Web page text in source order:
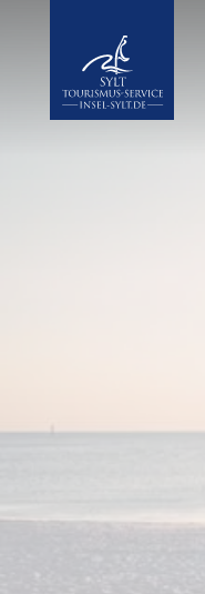
Insel Sylt